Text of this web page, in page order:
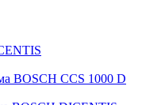
BOSCH CCS 1000 D